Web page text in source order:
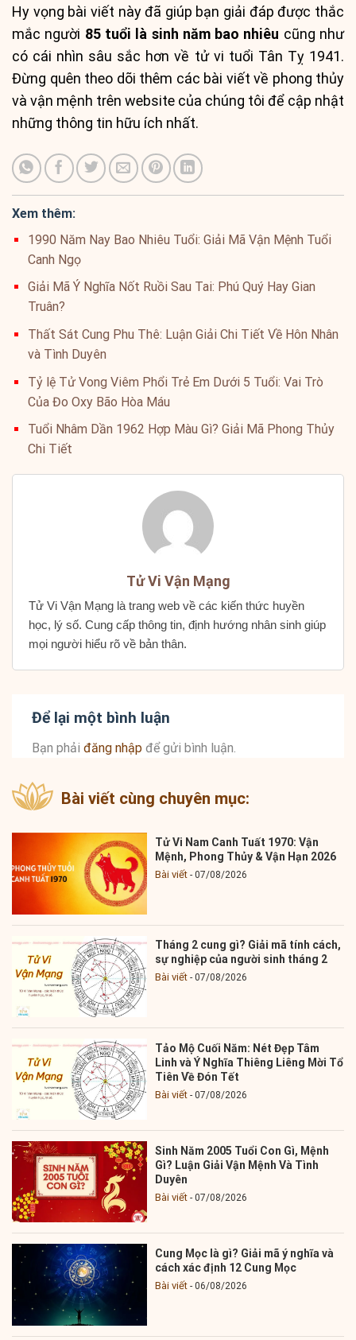
Hy vọng bài viết này đã giúp bạn giải đáp được thắc
mắc người 85 tuổi là sinh năm bao nhiêu cũng như
có cái nhìn sâu sắc hơn về tử vi tuổi Tân Tỵ 1941.
Đừng quên theo dõi thêm các bài viết về phong thủy
và vận mệnh trên website của chúng tôi để cập nhật
những thông tin hữu ích nhất.
Xem thêm:
1990 Năm Nay Bao Nhiêu Tuổi: Giải Mã Vận Mệnh Tuổi
Canh Ngọ
Giải Mã Ý Nghĩa Nốt Ruồi Sau Tai: Phú Quý Hay Gian
Truân?
Thất Sát Cung Phu Thê: Luận Giải Chi Tiết Về Hôn Nhân
và Tình Duyên
Tỷ lệ Tử Vong Viêm Phổi Trẻ Em Dưới 5 Tuổi: Vai Trò
Của Đo Oxy Bão Hòa Máu
Tuổi Nhâm Dần 1962 Hợp Màu Gì? Giải Mã Phong Thủy
Chi Tiết
Tử Vi Vận Mạng
Tử Vi Vận Mạng là trang web về các kiến thức huyền
học, lý số. Cung cấp thông tin, định hướng nhân sinh giúp
mọi người hiểu rõ về bản thân.
Để lại một bình luận
Bạn phải đăng nhập để gửi bình luận.
Bài viết cùng chuyên mục:
Tử Vi Nam Canh Tuất 1970: Vận
Mệnh, Phong Thủy & Vận Hạn 2026
Bài viết 07/08/2026
Tháng 2 cung gì? Giải mã tính cách,
sự nghiệp của người sinh tháng 2
Bài viết 07/08/2026
Tảo Mộ Cuối Năm: Nét Đẹp Tâm
Linh và Ý Nghĩa Thiêng Liêng Mời Tổ
Tiên Về Đón Tết
Bài viết 07/08/2026
Sinh Năm 2005 Tuổi Con Gì, Mệnh
Gì? Luận Giải Vận Mệnh Và Tình
Duyên
Bài viết 07/08/2026
Cung Mọc là gì? Giải mã ý nghĩa và
cách xác định 12 Cung Mọc
Bài viết 06/08/2026